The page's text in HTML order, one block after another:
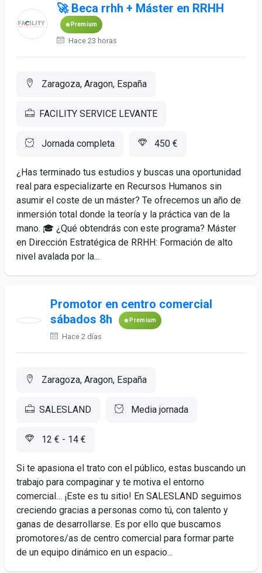
🚀 Beca rrhh + Máster en RRHH
Premium
Hace 23 horas
Zaragoza, Aragon, España
FACILITY SERVICE LEVANTE
Jornada completa 450 €
¿Has terminado tus estudios y buscas una oportunidad
real para especializarte en Recursos Humanos sin
asumir el coste de un máster? Te ofrecemos un año de
inmersión total donde la teoría y la práctica van de la
mano. 🎓 ¿Qué obtendrás con este programa? Máster
en Dirección Estratégica de RRHH: Formación de alto
nivel avalada por la...
Promotor en centro comercial
sábados 8h
Premium
Hace 2 días
Zaragoza, Aragon, España
SALESLAND Media jornada
12 € - 14 €
Si te apasiona el trato con el público, estas buscando un
trabajo para compaginar y te motiva el entorno
comercial… ¡Este es tu sitio! En SALESLAND seguimos
creciendo gracias a personas como tú, con talento y
ganas de desarrollarse. Es por ello que buscamos
promotores/as de centro comercial para formar parte
de un equipo dinámico en un espacio...